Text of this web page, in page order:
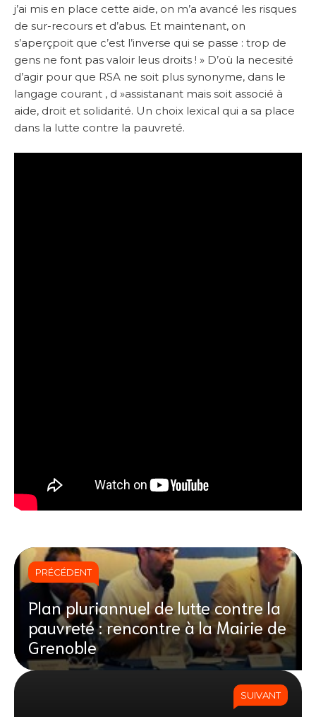
j’ai mis en place cette aide, on m’a avancé les risques
de sur-recours et d’abus. Et maintenant, on
s’aperçpoit que c’est l’inverse qui se passe : trop de
gens ne font pas valoir leus droits ! » D’où la necesité
d’agir pour que RSA ne soit plus synonyme, dans le
langage courant , d »assistanant mais soit associé à
aide, droit et solidarité. Un choix lexical qui a sa place
dans la lutte contre la pauvreté.
PRÉCÉDENT
Plan pluriannuel de lutte contre la
pauvreté : rencontre à la Mairie de
Grenoble
SUIVANT